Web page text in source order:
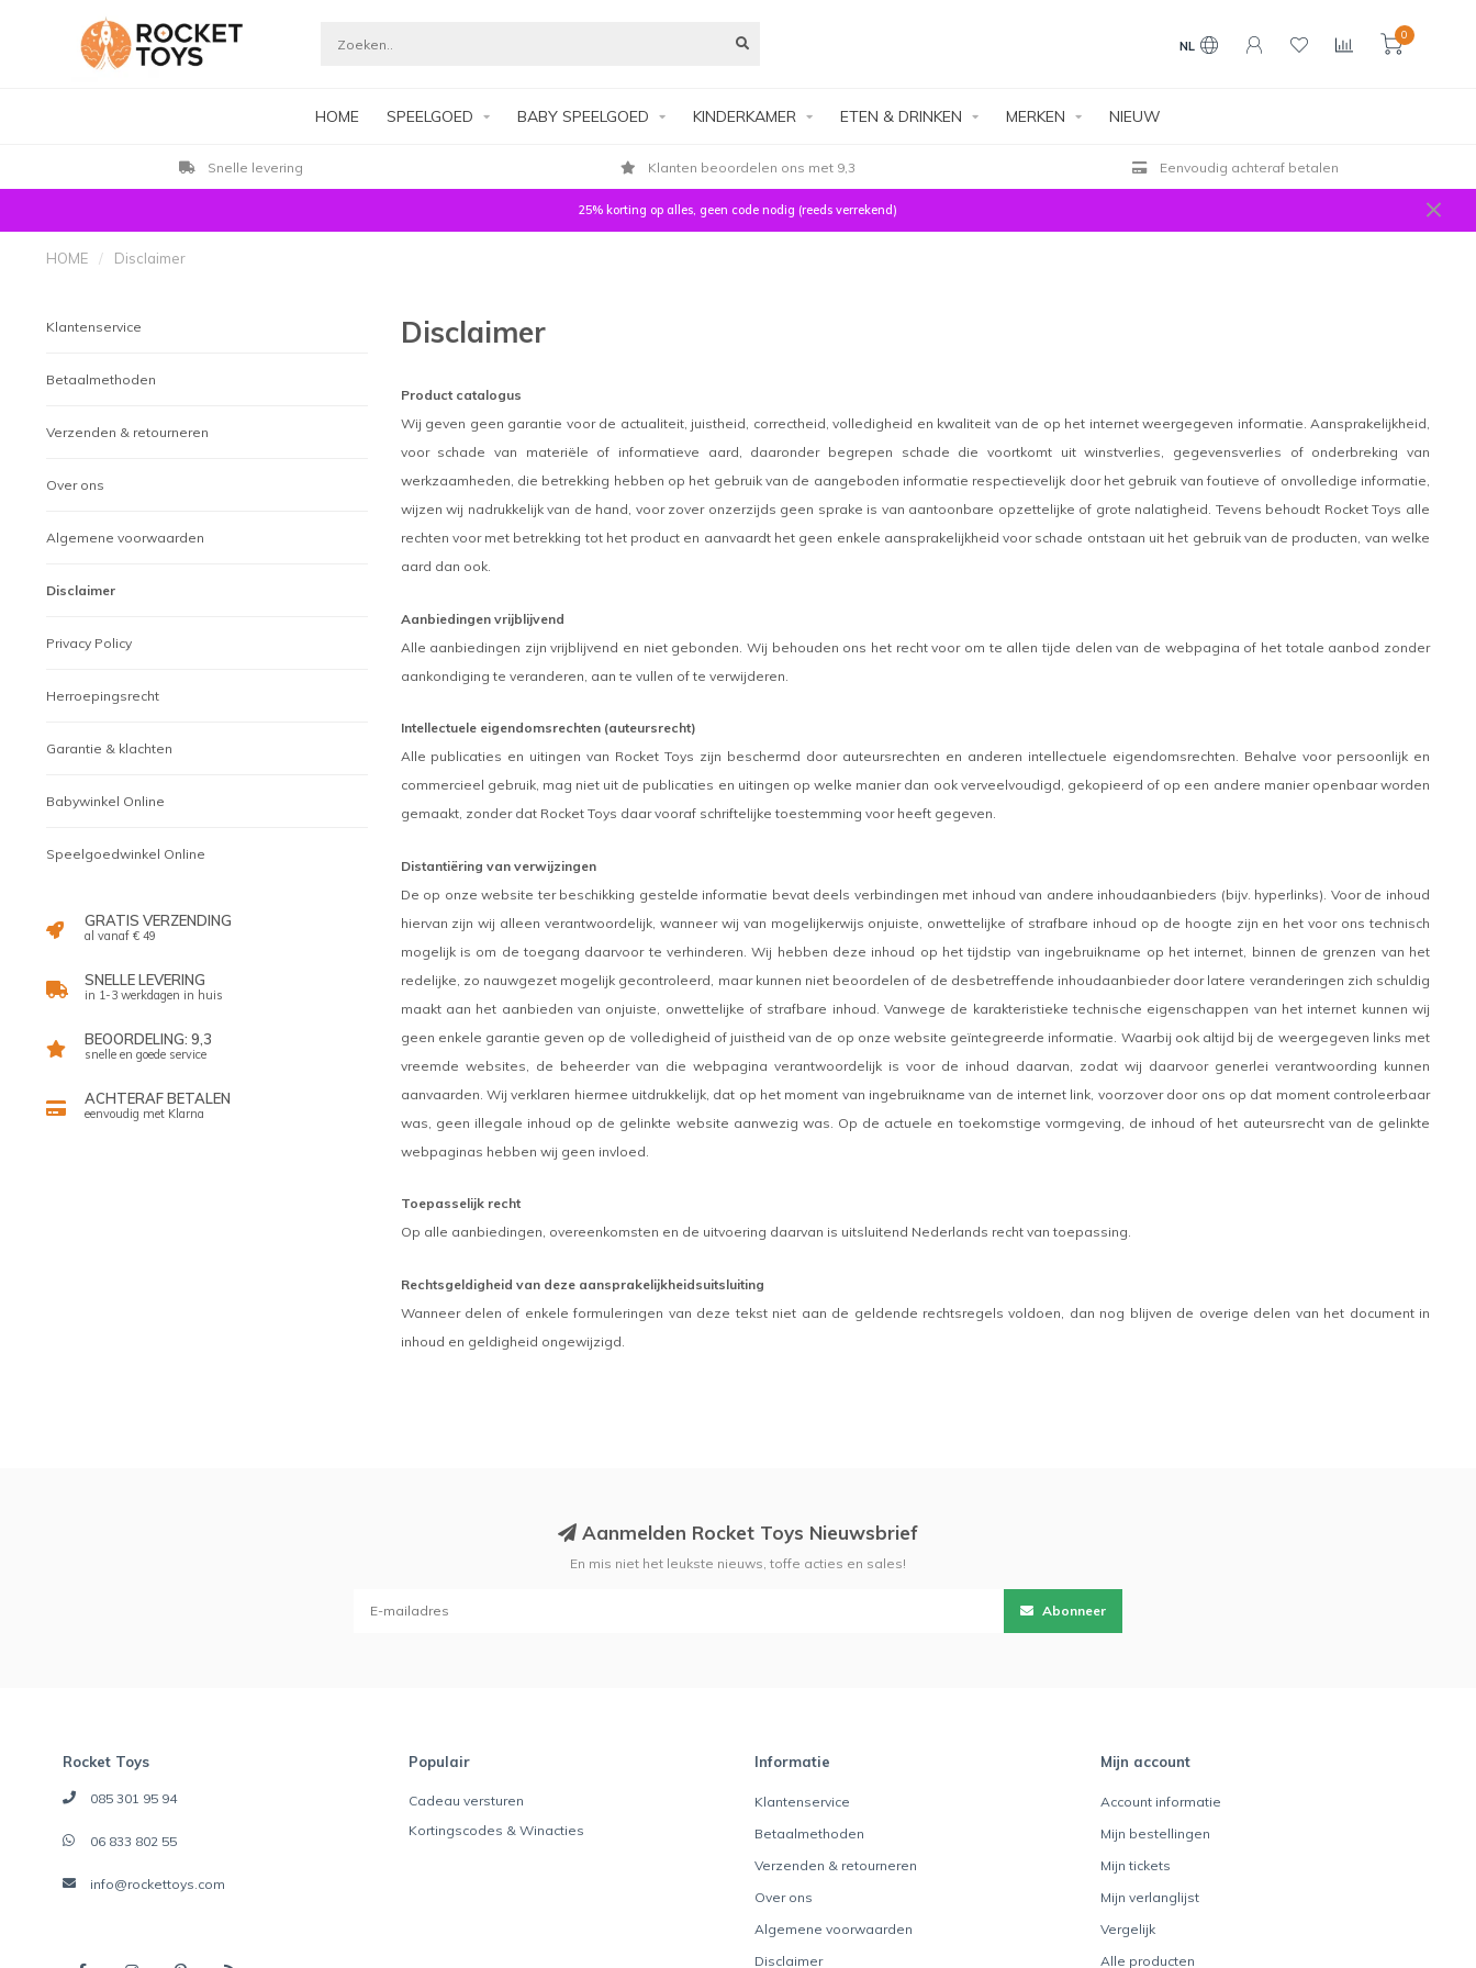
NL
0
HOME SPEELGOED BABY SPEELGOED KINDERKAMER ETEN & DRINKEN MERKEN NIEUW
Snelle levering Klanten beoordelen ons met 9,3 Eenvoudig achteraf betalen
25% korting op alles, geen code nodig (reeds verrekend)
HOME / Disclaimer
Klantenservice
Betaalmethoden
Verzenden & retourneren
Over ons
Algemene voorwaarden
Disclaimer
Privacy Policy
Herroepingsrecht
Garantie & klachten
Babywinkel Online
Speelgoedwinkel Online
GRATIS VERZENDING
al vanaf € 49
SNELLE LEVERING
in 1-3 werkdagen in huis
BEOORDELING: 9,3
snelle en goede service
ACHTERAF BETALEN
eenvoudig met Klarna
Disclaimer
Product catalogus
Wij geven geen garantie voor de actualiteit, juistheid, correctheid, volledigheid en kwaliteit van de op het internet weergegeven informatie. Aansprakelijkheid,
voor schade van materiële of informatieve aard, daaronder begrepen schade die voortkomt uit winstverlies, gegevensverlies of onderbreking van
werkzaamheden, die betrekking hebben op het gebruik van de aangeboden informatie respectievelijk door het gebruik van foutieve of onvolledige informatie,
wijzen wij nadrukkelijk van de hand, voor zover onzerzijds geen sprake is van aantoonbare opzettelijke of grote nalatigheid. Tevens behoudt Rocket Toys alle
rechten voor met betrekking tot het product en aanvaardt het geen enkele aansprakelijkheid voor schade ontstaan uit het gebruik van de producten, van welke
aard dan ook.
Aanbiedingen vrijblijvend
Alle aanbiedingen zijn vrijblijvend en niet gebonden. Wij behouden ons het recht voor om te allen tijde delen van de webpagina of het totale aanbod zonder
aankondiging te veranderen, aan te vullen of te verwijderen.
Intellectuele eigendomsrechten (auteursrecht)
Alle publicaties en uitingen van Rocket Toys zijn beschermd door auteursrechten en anderen intellectuele eigendomsrechten. Behalve voor persoonlijk en
commercieel gebruik, mag niet uit de publicaties en uitingen op welke manier dan ook verveelvoudigd, gekopieerd of op een andere manier openbaar worden
gemaakt, zonder dat Rocket Toys daar vooraf schriftelijke toestemming voor heeft gegeven.
Distantiëring van verwijzingen
De op onze website ter beschikking gestelde informatie bevat deels verbindingen met inhoud van andere inhoudaanbieders (bijv. hyperlinks). Voor de inhoud
hiervan zijn wij alleen verantwoordelijk, wanneer wij van mogelijkerwijs onjuiste, onwettelijke of strafbare inhoud op de hoogte zijn en het voor ons technisch
mogelijk is om de toegang daarvoor te verhinderen. Wij hebben deze inhoud op het tijdstip van ingebruikname op het internet, binnen de grenzen van het
redelijke, zo nauwgezet mogelijk gecontroleerd, maar kunnen niet beoordelen of de desbetreffende inhoudaanbieder door latere veranderingen zich schuldig
maakt aan het aanbieden van onjuiste, onwettelijke of strafbare inhoud. Vanwege de karakteristieke technische eigenschappen van het internet kunnen wij
geen enkele garantie geven op de volledigheid of juistheid van de op onze website geïntegreerde informatie. Waarbij ook altijd bij de weergegeven links met
vreemde websites, de beheerder van die webpagina verantwoordelijk is voor de inhoud daarvan, zodat wij daarvoor generlei verantwoording kunnen
aanvaarden. Wij verklaren hiermee uitdrukkelijk, dat op het moment van ingebruikname van de internet link, voorzover door ons op dat moment controleerbaar
was, geen illegale inhoud op de gelinkte website aanwezig was. Op de actuele en toekomstige vormgeving, de inhoud of het auteursrecht van de gelinkte
webpaginas hebben wij geen invloed.
Toepasselijk recht
Op alle aanbiedingen, overeenkomsten en de uitvoering daarvan is uitsluitend Nederlands recht van toepassing.
Rechtsgeldigheid van deze aansprakelijkheidsuitsluiting
Wanneer delen of enkele formuleringen van deze tekst niet aan de geldende rechtsregels voldoen, dan nog blijven de overige delen van het document in
inhoud en geldigheid ongewijzigd.
Aanmelden Rocket Toys Nieuwsbrief
En mis niet het leukste nieuws, toffe acties en sales!
Abonneer
Rocket Toys
085 301 95 94
06 833 802 55
info@rockettoys.com
Populair
Cadeau versturen
Kortingscodes & Winacties
Informatie
Klantenservice
Betaalmethoden
Verzenden & retourneren
Over ons
Algemene voorwaarden
Disclaimer
Mijn account
Account informatie
Mijn bestellingen
Mijn tickets
Mijn verlanglijst
Vergelijk
Alle producten